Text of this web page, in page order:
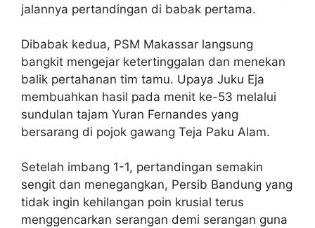
jalannya pertandingan di babak pertama.
Dibabak kedua, PSM Makassar langsung
bangkit mengejar ketertinggalan dan menekan
balik pertahanan tim tamu. Upaya Juku Eja
membuahkan hasil pada menit ke-53 melalui
sundulan tajam Yuran Fernandes yang
bersarang di pojok gawang Teja Paku Alam.
Setelah imbang 1-1, pertandingan semakin
sengit dan menegangkan, Persib Bandung yang
tidak ingin kehilangan poin krusial terus
menggencarkan serangan demi serangan guna